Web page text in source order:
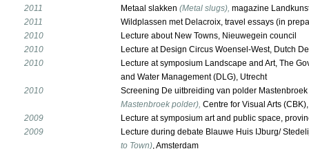
2011
Metaal slakken (Metal slugs), magazine
2011
Wildplassen met Delacroix, travel essays (in
2010
Lecture about New Towns, Nieuwegein council
2010
Lecture at Design Circus Woensel-West, Dutch
2010
Lecture at symposium Landscape and Art, The
and Water Management (DLG), Utrecht
2010
Screening De uitbreiding van polder Mastenbroek
Mastenbroek polder), Centre for Visual Arts
2009
Lecture at symposium art and public space,
2009
Lecture during debate Blauwe Huis IJburg/
to Town), Amsterdam